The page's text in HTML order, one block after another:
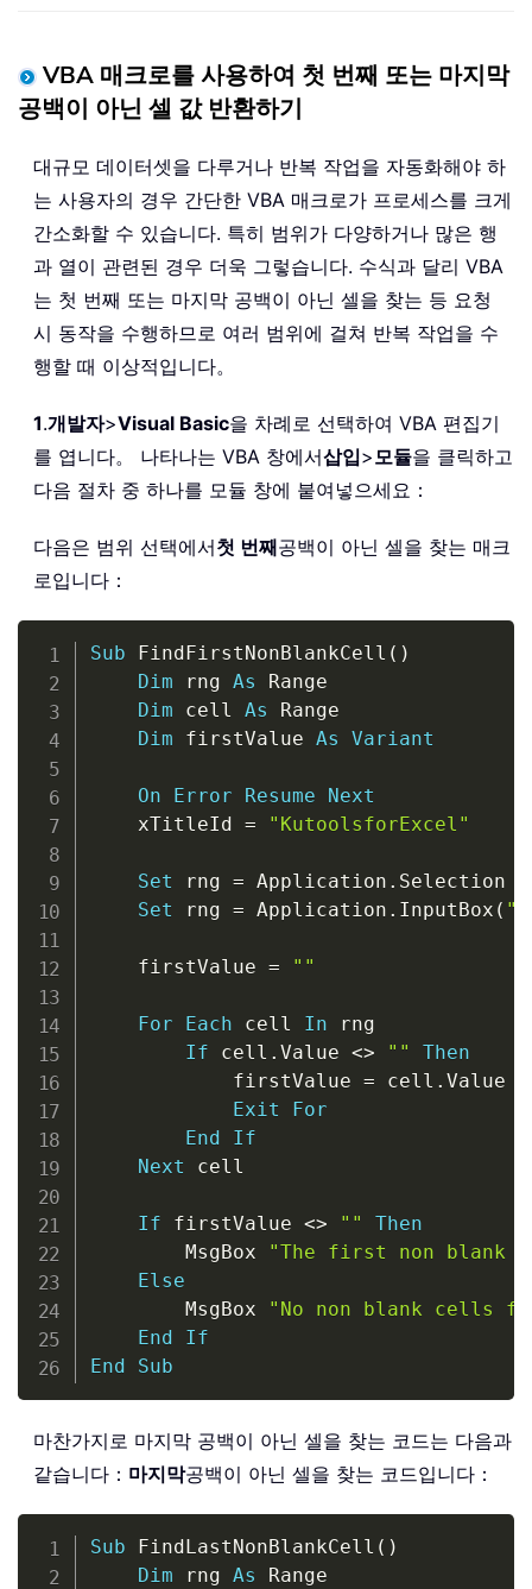
VBA 매크로를 사용하여 첫 번째 또는 마지막
공백이 아닌 셀 값 반환하기
대규모 데이터셋을 다루거나 반복 작업을 자동화해야 하
는 사용자의 경우 간단한 VBA 매크로가 프로세스를 크게
간소화할 수 있습니다. 특히 범위가 다양하거나 많은 행
과 열이 관련된 경우 더욱 그렇습니다. 수식과 달리 VBA
는 첫 번째 또는 마지막 공백이 아닌 셀을 찾는 등 요청
시 동작을 수행하므로 여러 범위에 걸쳐 반복 작업을 수
행할 때 이상적입니다。
1.개발자>Visual Basic을 차례로 선택하여 VBA 편집기
를 엽니다。 나타나는 VBA 창에서삽입>모듈을 클릭하고
다음 절차 중 하나를 모듈 창에 붙여넣으세요：
다음은 범위 선택에서첫 번째공백이 아닌 셀을 찾는 매크
로입니다：
Sub FindFirstNonBlankCell ( )
Dim rng As Range
Dim cell As Range
Dim firstValue As Variant
On Error Resume
Next
    xTitleId
= "KutoolsforExcel"
Set rng = Application . Selection
Set rng = Application . InputBox (
    firstValue
= ""
For Each cell In rng
If cell . Value <> ""
Then
            firstValue
= cell . Value
Exit
For
End
If
Next cell
If firstValue <> ""
Then
        MsgBox
"The first non blank
Else
        MsgBox
"No non blank cells
End
If
End
Sub
마찬가지로 마지막 공백이 아닌 셀을 찾는 코드는 다음과
같습니다： 마지막공백이 아닌 셀을 찾는 코드입니다：
Sub FindLastNonBlankCell ( )
Dim rng As Range